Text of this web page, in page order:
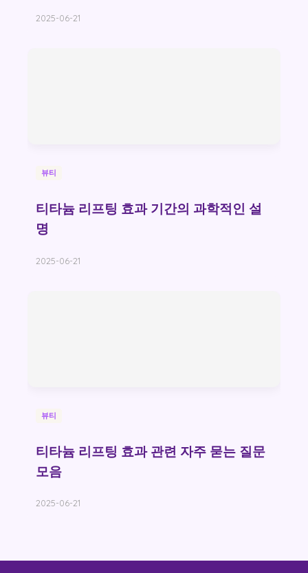
2025-06-21
뷰티
티타늄 리프팅 효과 기간의 과학적인 설
명
2025-06-21
뷰티
티타늄 리프팅 효과 관련 자주 묻는 질문
모음
2025-06-21